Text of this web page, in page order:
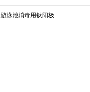
游泳池消毒用钛阳极